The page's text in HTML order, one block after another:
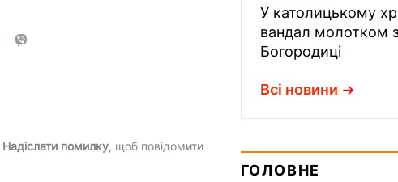
Надіслати помилку, щоб повідомити
У католицькому
вандал молотком
Богородиці
Всі новини
ГОЛОВНЕ